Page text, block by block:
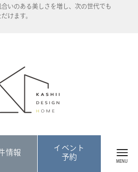
いのある美しさを増し、次の世代でも
けます。
DESIGN HOME
山町大字久原3766 Google Map
情報
イベント
予約